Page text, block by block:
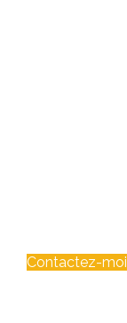
Contactez-moi